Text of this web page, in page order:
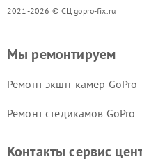
2021-2026 © СЦ gopro-fix.ru
Мы ремонтируем
Ремонт экшн-камер GoPro
Ремонт стедикамов GoPro
Контакты сервис